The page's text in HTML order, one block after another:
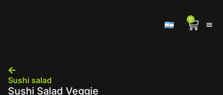
🇦🇷
0
Sushi salad
Sushi Salad Veggie